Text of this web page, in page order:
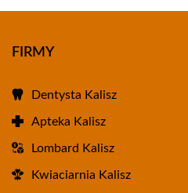
FIRMY
Dentysta Kalisz
Apteka Kalisz
Lombard Kalisz
Kwiaciarnia Kalisz